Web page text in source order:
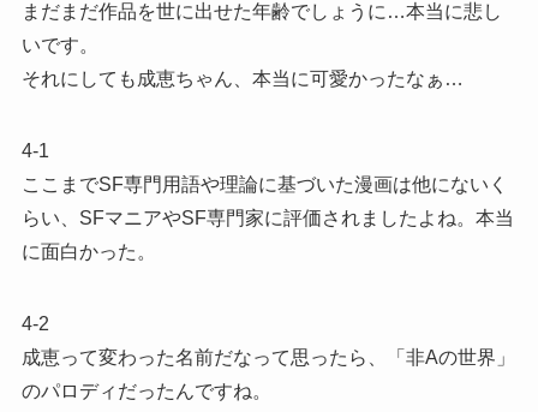
まだまだ作品を世に出せた年齢でしょうに…本当に悲し
いです。
それにしても成恵ちゃん、本当に可愛かったなぁ…
4-1
ここまでSF専門用語や理論に基づいた漫画は他にないく
らい、SFマニアやSF専門家に評価されましたよね。本当
に面白かった。
4-2
成恵って変わった名前だなって思ったら、「非Aの世界」
のパロディだったんですね。